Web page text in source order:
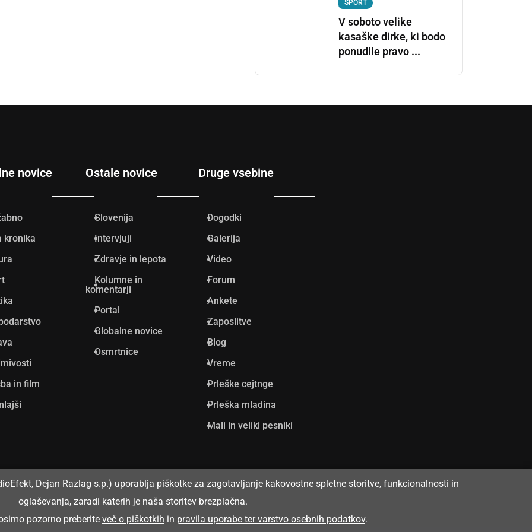
ŠPORT
V soboto velike
kasaške dirke, ki bodo
ponudile pravo ...
novice
kronika
in film
Ostale novice
Slovenija
Intervjuji
Zdravje in lepota
Kolumne in
komentarji
Portal
Globalne novice
Osmrtnice
Druge vsebine
Dogodki
Galerija
Video
Forum
Ankete
Zaposlitve
Blog
Vreme
Prleške cejtnge
Prleška mladina
Mali in veliki pesniki
Dejan Razlag s.p.) uporablja piškotke za zagotavljanje kakovostne spletne storitve, funkcionalnosti in
oglaševanja, zaradi katerih je naša storitev brezplačna.
pozorno preberite več o piškotkih in pravila uporabe ter varstvo osebnih podatkov.